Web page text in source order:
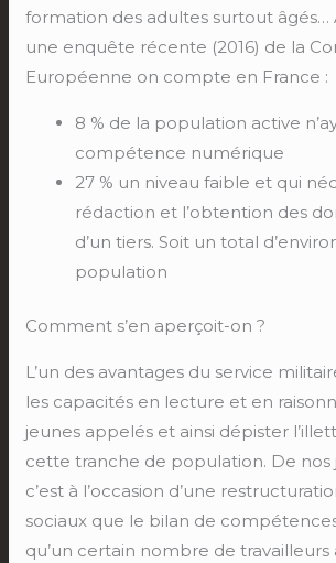
formation des adultes surtout âgés…
une enquête récente (2016) de la
Européenne on compte en France :
8 % de la population active
compétence numérique
27 % un niveau faible et qui
rédaction et l’obtention des
d’un tiers. Soit un total
population
Comment s’en aperçoit-on ?
L’un des avantages du service
les capacités en lecture et en
jeunes appelés et ainsi dépister
cette tranche de population. De nos
c’est à l’occasion d’une
sociaux que le bilan de
qu’un certain nombre de travailleurs